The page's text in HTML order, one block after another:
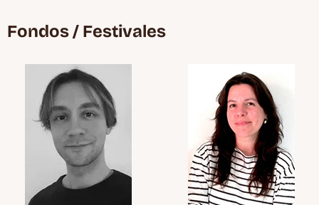
Fondos / Festivales